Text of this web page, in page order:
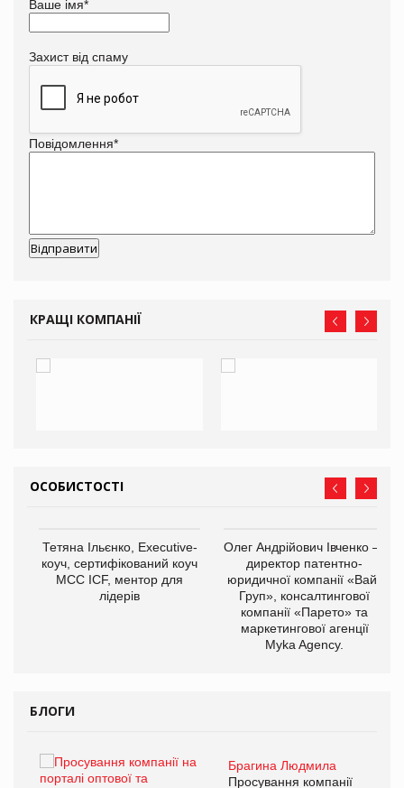
Ваше імя*
Захист від спаму
Повідомлення*
КРАЩІ КОМПАНІЇ
ОСОБИСТОСТІ
Тетяна Ільєнко, Executive-
коуч, сертифікований коуч
МСС ICF, ментор для
лідерів
Олег Андрійович Івченко —
директор патентно-
юридичної компанії «Вайз
Груп», консалтингової
компанії «Парето» та
маркетингової агенції
Myka Agency.
БЛОГИ
Брагина Людмила
Просування компанії